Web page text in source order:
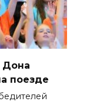
Дона
поезде